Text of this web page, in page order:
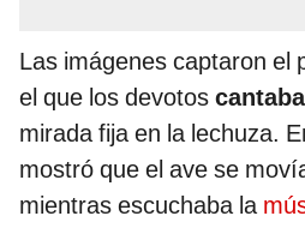
Las imágenes captaron el
el que los devotos
mirada fija en la lechuza.
mostró que el ave se
mientras escuchaba la